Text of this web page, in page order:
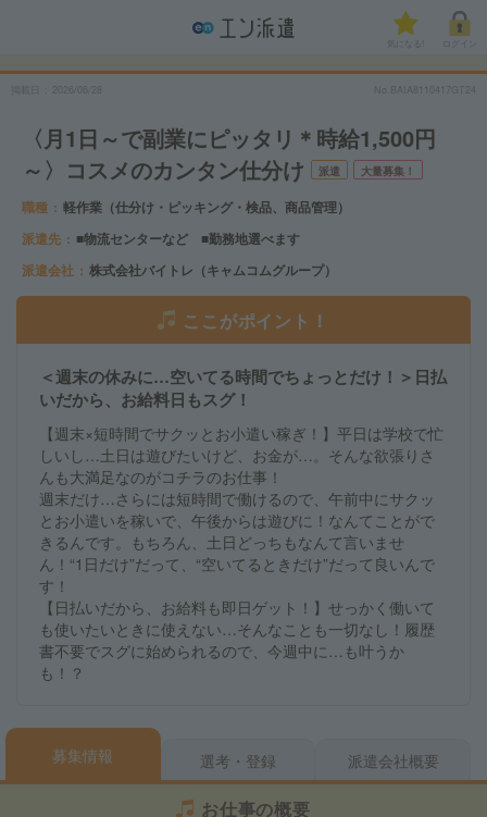
気になる!
No.BAIA8110417GT24
〈月1日～で副業にピッタリ＊時給1,500円
～〉コスメのカンタン仕分け
派遣 大量募集！
職種
軽作業（仕分け・ピッキング・検品、商品管理）
派遣先
■物流センターなど ■勤務地選べます
派遣会社
株式会社バイトレ（キャムコムグループ）
ここがポイント！
＜週末の休みに…空いてる時間でちょっとだけ！＞日払
いだから、お給料日もスグ！
【週末×短時間でサクッとお小遣い稼ぎ！】平日は学校で忙
しいし…土日は遊びたいけど、お金が…。そんな欲張りさ
んも大満足なのがコチラのお仕事！
週末だけ…さらには短時間で働けるので、午前中にサクッ
とお小遣いを稼いで、午後からは遊びに！なんてことがで
きるんです。もちろん、土日どっちもなんて言いませ
ん！“1日だけ”だって、“空いてるときだけ”だって良いんで
す！
【日払いだから、お給料も即日ゲット！】せっかく働いて
も使いたいときに使えない…そんなことも一切なし！履歴
書不要でスグに始められるので、今週中に…も叶うか
も！？
募集情報 選考・登録 派遣会社概要
お仕事の概要